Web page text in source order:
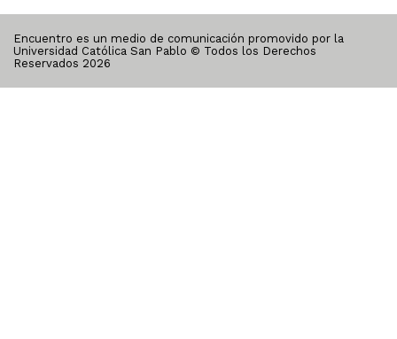
Encuentro es un medio de comunicación promovido por la
Universidad Católica San Pablo © Todos los Derechos
Reservados 2026